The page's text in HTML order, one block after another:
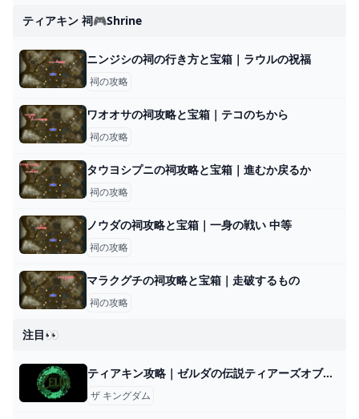
ティアキン 祠🎮shrine
ニンジシの祠の行き方と宝箱｜ラウルの祝福
祠の攻略
ワオオサの祠攻略と宝箱｜テコのちから
祠の攻略
タウヨシプニの祠攻略と宝箱｜進むか戻るか
祠の攻略
ノウダの祠攻略と宝箱｜一身の戦い 中等
祠の攻略
マラクグチの祠攻略と宝箱｜走破するもの
祠の攻略
注目👀
ティアキン攻略｜ゼルダの伝説ティアーズオブザキングダム｜ゲームエイト
ザ キングダム